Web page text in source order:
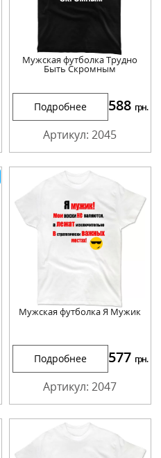
Мужская футболка Трудно
Быть Скромным
Подробнее 588 грн.
Артикул: 2045
Мужская футболка Я Мужик
Подробнее 577 грн.
Артикул: 2047